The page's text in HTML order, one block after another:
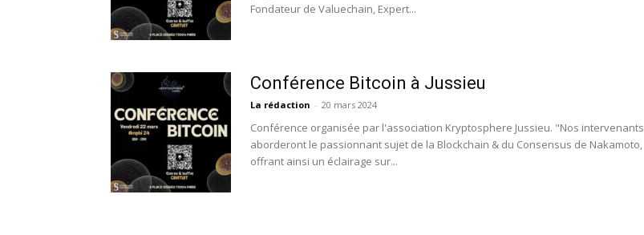
Fondateur de Valuechain, Expert...
Conférence Bitcoin à Jussieu
La rédaction - 20 mars 2024
​Conférence organisée par l'association Kryptosphere Jussieu. "​Nos intervenants
aborderont le passionnant sujet de la Blockchain & du Consensus de Nakamoto,
offrant ainsi un éclairage sur...